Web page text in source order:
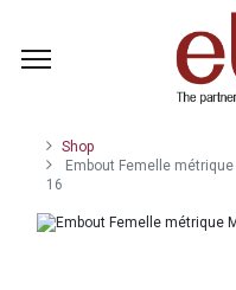
Shop
Embout Femelle
16